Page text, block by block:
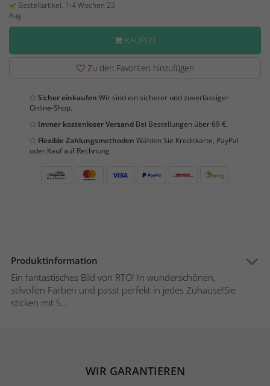
Bestellartikel, 1-4 Wochen 23
Aug
KAUFEN
Zu den Favoriten hinzufügen
Sicher einkaufen Wir sind ein sicherer und zuverlässiger
Online-Shop.
Immer kostenloser Versand Bei Bestellungen über 69 €.
Flexible Zahlungsmethoden Wählen Sie Kreditkarte, PayPal
oder Kauf auf Rechnung
Produktinformation
Ein fantastisches Bild von RTO! In wunderschönen,
stilvollen Farben und passt perfekt in jedes Zuhause!Sie
sticken mit S...
WIR GARANTIEREN